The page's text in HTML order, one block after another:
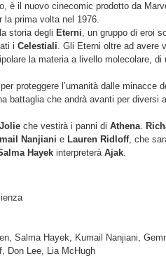
è il nuovo cinecomic prodotto da
la prima volta nel 1976.
storia degli Eterni, un gruppo di eroi
i Celestiali. Gli Eterni oltre ad avere
la materia a livello molecolare,
proteggere l’umanità dalle minacce
battaglia che andrà avanti per diversi
che vestirà i panni di Athena.
Nanjiani e Lauren Ridloff, che
Hayek interpreterà Ajak.
Salma Hayek, Kumail Nanjiani,
Don Lee, Lia McHugh